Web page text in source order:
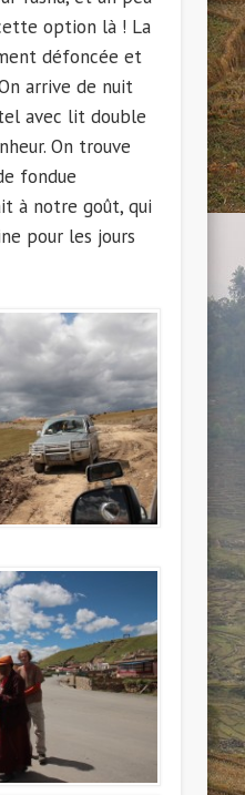
option là ! La
défoncée et
arrive de nuit
avec lit double
On trouve
fondue
à notre goût, qui
pour les jours